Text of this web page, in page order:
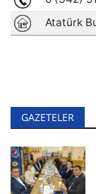
GAZETELER